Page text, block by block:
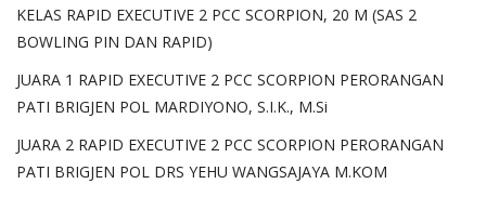
KELAS RAPID EXECUTIVE 2 PCC SCORPION, 20 M (SAS 2
BOWLING PIN DAN RAPID)
JUARA 1 RAPID EXECUTIVE 2 PCC SCORPION PERORANGAN
PATI BRIGJEN POL MARDIYONO, S.I.K., M.Si
JUARA 2 RAPID EXECUTIVE 2 PCC SCORPION PERORANGAN
PATI BRIGJEN POL DRS YEHU WANGSAJAYA M.KOM